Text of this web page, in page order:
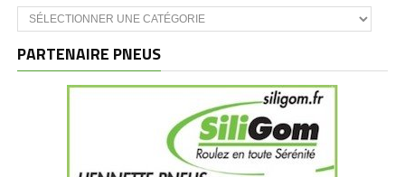
Catégories
et
PARTENAIRE PNEUS